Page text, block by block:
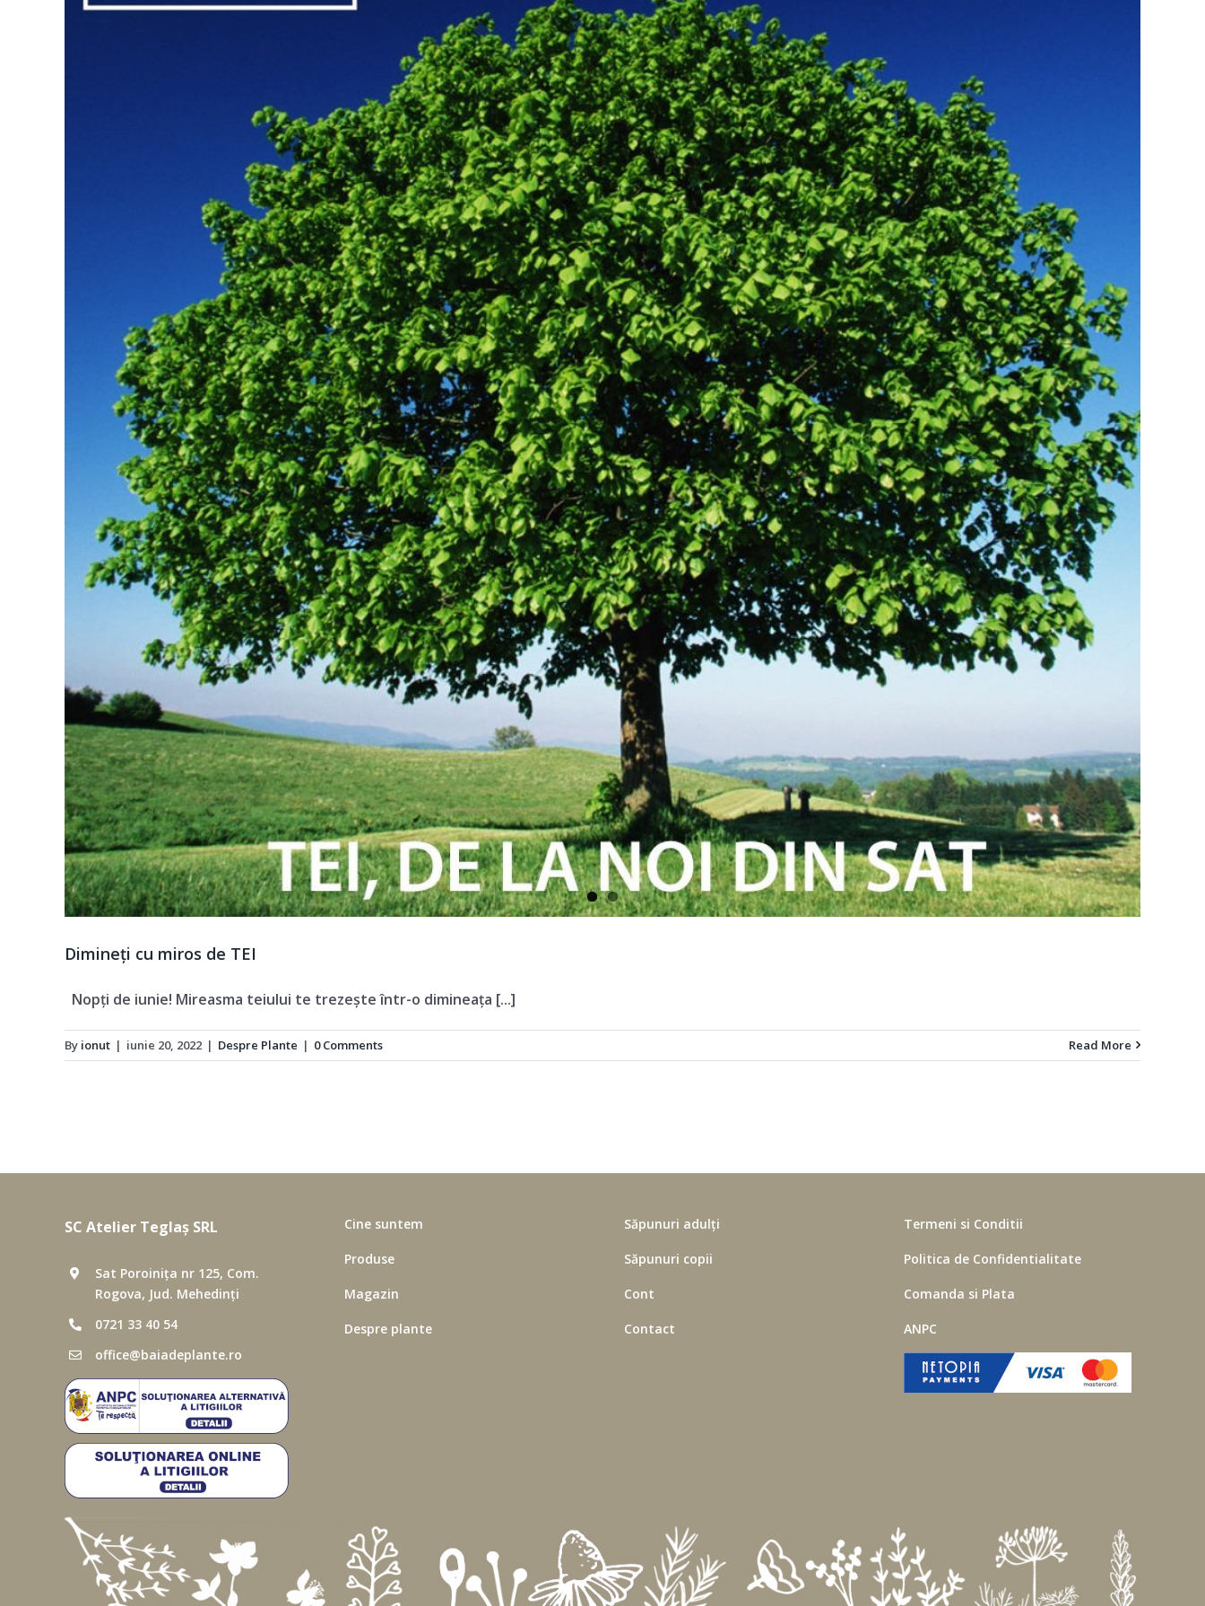
Dimineți cu miros de TEI
Nopți de iunie! Mireasma teiului te trezește într-o dimineața [...]
By ionut | iunie 20, 2022 | Despre Plante | 0 Comments Read More
SC Atelier Teglaș SRL
Sat Poroinița nr 125, Com.
Rogova, Jud. Mehedinți
0721 33 40 54
office@baiadeplante.ro
Cine suntem
Produse
Magazin
Despre plante
Săpunuri adulți
Săpunuri copii
Cont
Contact
Termeni si Conditii
Politica de Confidentialitate
Comanda si Plata
ANPC